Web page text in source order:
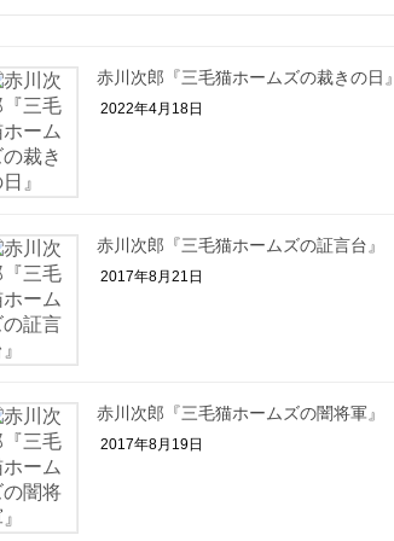
赤川次郎『三毛猫ホームズの裁きの日』
2022年4月18日
赤川次郎『三毛猫ホームズの証言台』
2017年8月21日
赤川次郎『三毛猫ホームズの闇将軍』
2017年8月19日